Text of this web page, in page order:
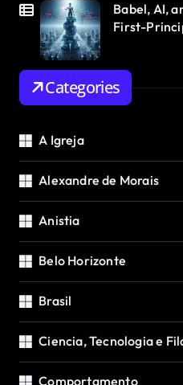
Babel, AI,
First-
Categories
A Igreja
Alexandre de Morais
Anistia
Belo Horizonte
Brasil
Ciencia, Tecnologia e
Comportamento